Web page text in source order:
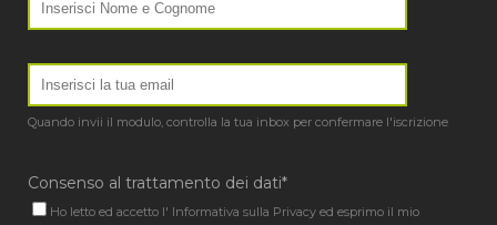
Quando invii il modulo, controlla la tua inbox per confermare l'iscrizione
Consenso al trattamento dei dati*
Ho letto ed accetto l' Informativa sulla Privacy ed esprimo il mio